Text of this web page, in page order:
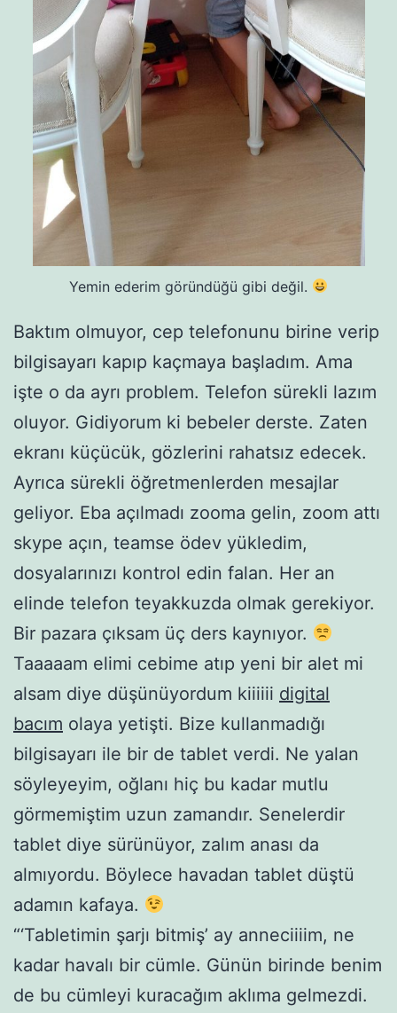
Yemin ederim göründüğü gibi değil.
Baktım olmuyor, cep telefonunu birine verip
bilgisayarı kapıp kaçmaya başladım. Ama
işte o da ayrı problem. Telefon sürekli lazım
oluyor. Gidiyorum ki bebeler derste. Zaten
ekranı küçücük, gözlerini rahatsız edecek.
Ayrıca sürekli öğretmenlerden mesajlar
geliyor. Eba açılmadı zooma gelin, zoom attı
skype açın, teamse ödev yükledim,
dosyalarınızı kontrol edin falan. Her an
elinde telefon teyakkuzda olmak gerekiyor.
Bir pazara çıksam üç ders kaynıyor.
Taaaaam elimi cebime atıp yeni bir alet mi
alsam diye düşünüyordum kiiiiii digital
bacım olaya yetişti. Bize kullanmadığı
bilgisayarı ile bir de tablet verdi. Ne yalan
söyleyeyim, oğlanı hiç bu kadar mutlu
görmemiştim uzun zamandır. Senelerdir
tablet diye sürünüyor, zalım anası da
almıyordu. Böylece havadan tablet düştü
adamın kafaya.
“‘Tabletimin şarjı bitmiş’ ay anneciiiim, ne
kadar havalı bir cümle. Günün birinde benim
de bu cümleyi kuracağım aklıma gelmezdi.